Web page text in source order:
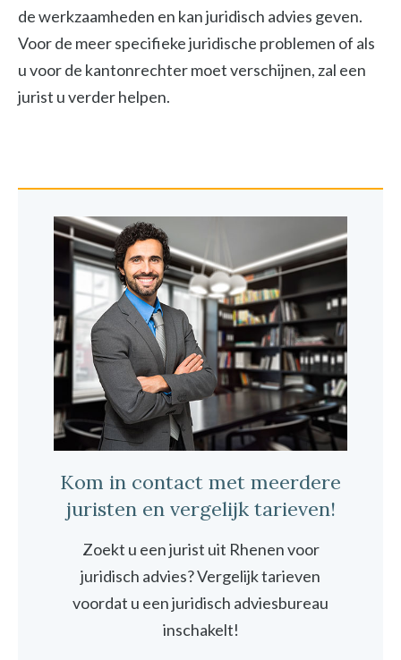
de werkzaamheden en kan juridisch advies geven.
Voor de meer specifieke juridische problemen of als
u voor de kantonrechter moet verschijnen, zal een
jurist u verder helpen.
Kom in contact met meerdere
juristen en vergelijk tarieven!
Zoekt u een jurist uit Rhenen voor
juridisch advies? Vergelijk tarieven
voordat u een juridisch adviesbureau
inschakelt!